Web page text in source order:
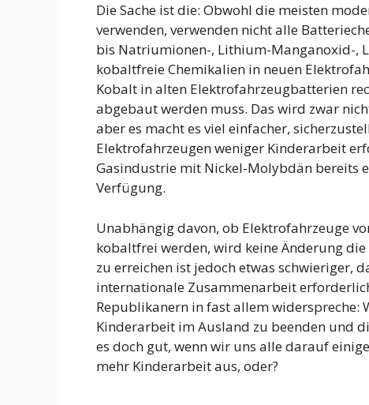
Die Sache ist die: Obwohl die meisten
verwenden, verwenden nicht alle
bis Natriumionen-, Lithium-Manganoxid-,
kobaltfreie Chemikalien in neuen
Kobalt in alten Elektrofahrzeugbatterien
abgebaut werden muss. Das wird zwar
aber es macht es viel einfacher,
Elektrofahrzeugen weniger Kinderarbeit
Gasindustrie mit Nickel-Molybdän bereits
Verfügung.
Unabhängig davon, ob Elektrofahrzeuge
kobaltfrei werden, wird keine Änderung
zu erreichen ist jedoch etwas schwieriger,
internationale Zusammenarbeit
Republikanern in fast allem widerspreche:
Kinderarbeit im Ausland zu beenden und
es doch gut, wenn wir uns alle darauf
mehr Kinderarbeit aus, oder?